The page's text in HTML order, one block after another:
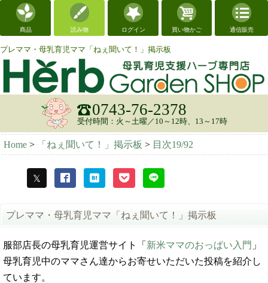
商品 読み物 ログイン 買い物かご 通信販売
プレママ・母乳育児ママ「ねぇ聞いて！」掲示板
0743-76-2378
受付時間：火～土曜／10～12時、13～17時
Home > 「ねぇ聞いて！」掲示板 > 目次19/92
プレママ・母乳育児ママ「ねぇ聞いて！」掲示板
服部店長の母乳育児運営サイト「 新米ママのおっぱい入門 」
母乳育児中のママさん達からお寄せいただいた投稿を紹介し
ています。